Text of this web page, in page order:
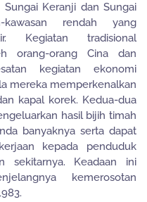
Keranji dan Sungai
rendah yang
Kegiatan tradisional
orang-orang Cina dan
kegiatan ekonomi
mereka memperkenalkan
kapal korek. Kedua-dua
hasil bijih timah
banyaknya serta dapat
kepada penduduk
sekitarnya. Keadaan ini
kemerosotan